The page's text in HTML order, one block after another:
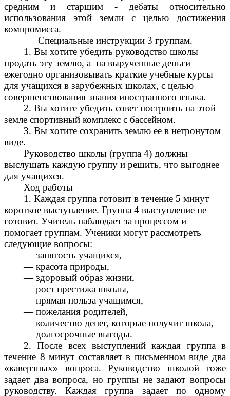
средним и старшим - дебаты относительно
использования этой земли с целью достижения
компромисса.
Специальные инструкции 3 группам.
1. Вы хотите убедить руководство школы
продать эту землю, а на вырученные деньги
ежегодно организовывать краткие учебные курсы
для учащихся в зарубежных школах, с целью
совершенствования знания иностранного языка.
2. Вы хотите убедить совет построить на этой
земле спортивный комплекс с бассейном.
3. Вы хотите сохранить землю ее в нетронутом
виде.
Руководство школы (группа 4) должны
выслушать каждую группу и решить, что выгоднее
для учащихся.
Ход работы
1. Каждая группа готовит в течение 5 минут
короткое выступление. Группа 4 выступление не
готовит. Учитель наблюдает за процессом и
помогает группам. Ученики могут рассмотреть
следующие вопросы:
— занятость учащихся,
— красота природы,
— здоровый образ жизни,
— рост престижа школы,
— прямая польза учащимся,
— пожелания родителей,
— количество денег, которые получит школа,
— долгосрочные выгоды.
2. После всех выступлений каждая группа в
течение 8 минут составляет в письменном виде два
«каверзных» вопроса. Руководство школой тоже
задает два вопроса, но группы не задают вопросы
руководству. Каждая группа задает по одному